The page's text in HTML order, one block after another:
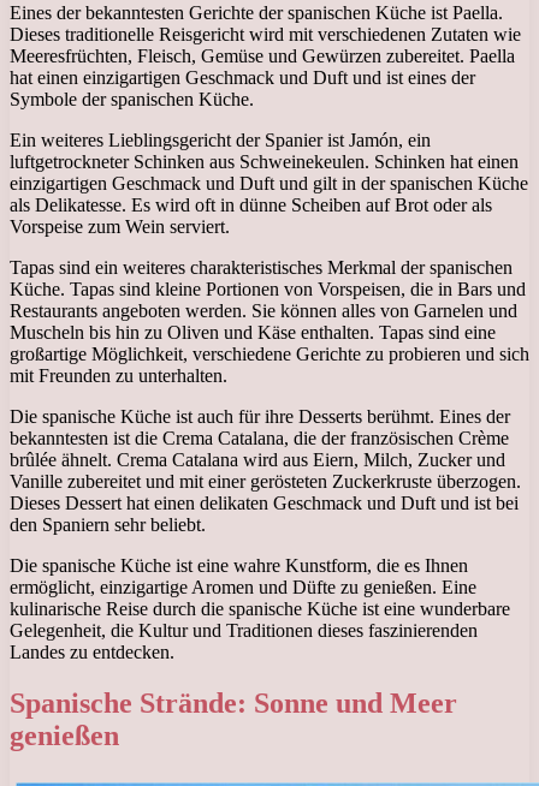
Eines der bekanntesten Gerichte der spanischen Küche ist Paella.
Dieses traditionelle Reisgericht wird mit verschiedenen Zutaten wie
Meeresfrüchten, Fleisch, Gemüse und Gewürzen zubereitet. Paella
hat einen einzigartigen Geschmack und Duft und ist eines der
Symbole der spanischen Küche.
Ein weiteres Lieblingsgericht der Spanier ist Jamón, ein
luftgetrockneter Schinken aus Schweinekeulen. Schinken hat einen
einzigartigen Geschmack und Duft und gilt in der spanischen Küche
als Delikatesse. Es wird oft in dünne Scheiben auf Brot oder als
Vorspeise zum Wein serviert.
Tapas sind ein weiteres charakteristisches Merkmal der spanischen
Küche. Tapas sind kleine Portionen von Vorspeisen, die in Bars und
Restaurants angeboten werden. Sie können alles von Garnelen und
Muscheln bis hin zu Oliven und Käse enthalten. Tapas sind eine
großartige Möglichkeit, verschiedene Gerichte zu probieren und sich
mit Freunden zu unterhalten.
Die spanische Küche ist auch für ihre Desserts berühmt. Eines der
bekanntesten ist die Crema Catalana, die der französischen Crème
brûlée ähnelt. Crema Catalana wird aus Eiern, Milch, Zucker und
Vanille zubereitet und mit einer gerösteten Zuckerkruste überzogen.
Dieses Dessert hat einen delikaten Geschmack und Duft und ist bei
den Spaniern sehr beliebt.
Die spanische Küche ist eine wahre Kunstform, die es Ihnen
ermöglicht, einzigartige Aromen und Düfte zu genießen. Eine
kulinarische Reise durch die spanische Küche ist eine wunderbare
Gelegenheit, die Kultur und Traditionen dieses faszinierenden
Landes zu entdecken.
Spanische Strände: Sonne und Meer
genießen